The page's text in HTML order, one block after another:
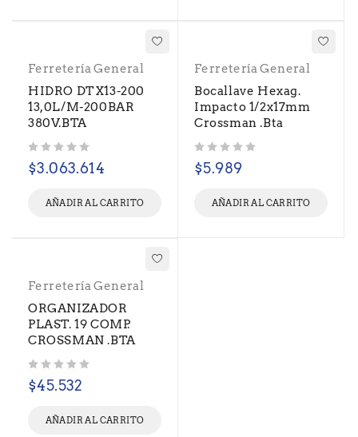
Ferretería General
HIDRO DTX13-200
13,0L/M-200BAR
380V.BTA
$3.063.614
AÑADIR AL CARRITO
Ferretería General
Bocallave Hexag.
Impacto 1/2x17mm
Crossman .Bta
$5.989
AÑADIR AL CARRITO
Ferretería General
ORGANIZADOR
PLAST. 19 COMP.
CROSSMAN .BTA
$45.532
AÑADIR AL CARRITO